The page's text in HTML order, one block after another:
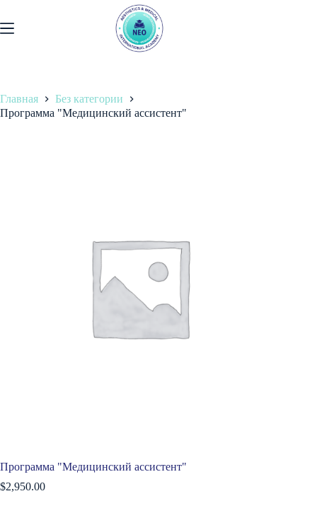
содержанию
Главная
Без категории
Программа "Медицинский ассистент"
Программа "Медицинский ассистент"
$2,950.00